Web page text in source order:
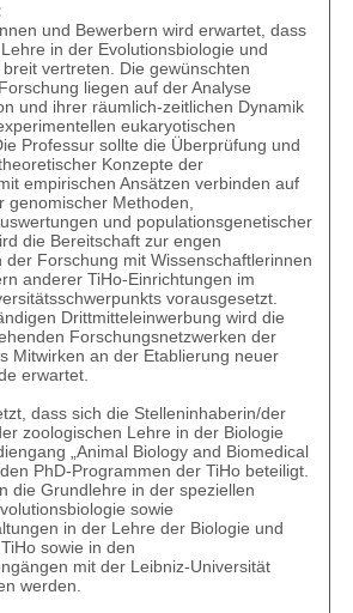
und Bewerbern wird erwartet, dass
in der Evolutionsbiologie und
vertreten. Die gewünschten
liegen auf der Analyse
und ihrer räumlich-zeitlichen Dynamik
eukaryotischen
Professur sollte die Überprüfung und
Konzepte der
empirischen Ansätzen verbinden auf
genomischer Methoden,
und populationsgenetischer
die Bereitschaft zur engen
der Forschung mit Wissenschaftlerinnen
anderer TiHo-Einrichtungen im
vorausgesetzt.
Drittmitteleinwerbung wird die
Forschungsnetzwerken der
Mitwirken an der Etablierung neuer
erwartet.
dass sich die Stelleninhaberin/der
zoologischen Lehre in der Biologie
„Animal Biology and Biomedical
PhD-Programmen der TiHo beteiligt.
die Grundlehre in der speziellen
sowie
in der Lehre der Biologie und
sowie in den
mit der Leibniz-Universität
werden.